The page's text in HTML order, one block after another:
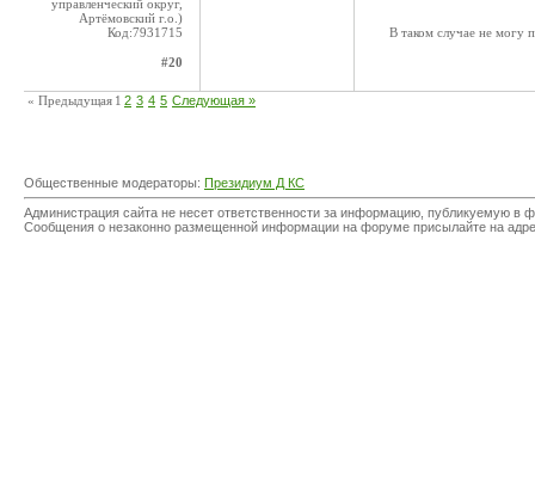
управленческий округ,
Артёмовский г.о.)
Код:7931715
#20
В таком случае не могу
« Предыдущая 1 2 3 4 5 Следующая »
Общественные модераторы: Президиум Д КС
Администрация сайта не несет ответственности за информацию, публикуемую
Сообщения о незаконно размещенной информации на форуме присылайте на